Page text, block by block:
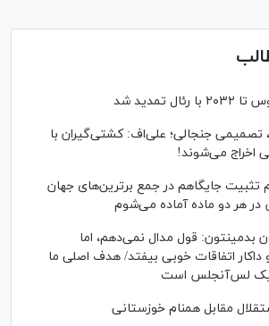
تمدید شد
تصمیمی جنجالی؛ علی‌اف: کشتی‌گیران با
اخراج می‌شوند!
تثبیت جایگاهم در جمع برترین‌های جهان
هر دو ماده آماده می‌شوم
بدمینتون: قول مدال نمی‌دهم، اما
و داکار اتفاقات خوبی بیفتد/ هدف اصلی ما
لس‌آنجلس است
مقابل همنام خوزستانی